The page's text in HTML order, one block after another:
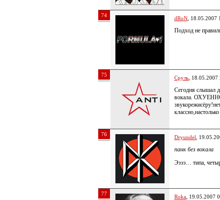
74 dRoN , 18.05.2007
Подход не
75 Сруль ,
Сегодня слышал
вокала.
76 Dryundel ,
панк без вокала
Ээээ… типа,
77 Roka , 19.05.2007